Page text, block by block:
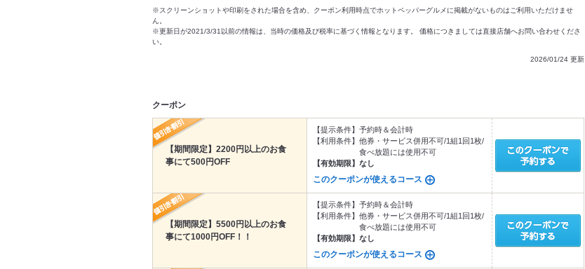
※スクリーンショットや印刷をされた場合を含め、クーポン利用時点でホットペッパーグルメに掲載がないものはご利用いただけませ
ん。
※更新日が2021/3/31以前の情報は、当時の価格及び税率に基づく情報となります。 価格につきましては直接店舗へお問い合わせくださ
い。
2026/01/24 更新
クーポン
【期間限定】2200円以上のお食
事にて500円OFF
【提示条件】 予約時＆会計時
【利用条件】 他券・サービス併用不可/1組1回1枚/
食べ放題には使用不可
【有効期限】 なし
このクーポンが使えるコース
【期間限定】5500円以上のお食
事にて1000円OFF！！
【提示条件】 予約時＆会計時
【利用条件】 他券・サービス併用不可/1組1回1枚/
食べ放題には使用不可
【有効期限】 なし
このクーポンが使えるコース